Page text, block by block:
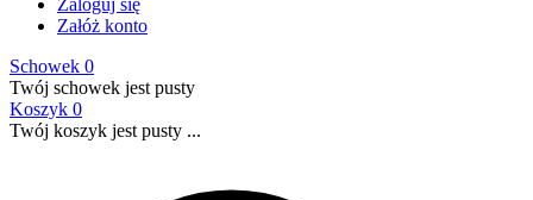
Zaloguj się
Załóż konto
Schowek 0
Twój schowek jest pusty
Koszyk 0
Twój koszyk jest pusty ...